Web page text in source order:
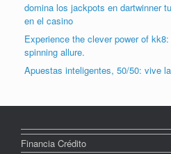
domina los jackpots en dartwinner
en el casino
Experience the clever power of kk8:
spinning allure.
Apuestas inteligentes, 50/50: vive
Financia Crédito